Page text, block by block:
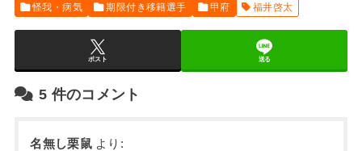
怪我・病気 期限付き移籍選手 甲府 福井啓太
ポスト 送る
5 件のコメント
名無し栗鼠 より: